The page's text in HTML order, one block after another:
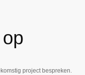
project bespreken.